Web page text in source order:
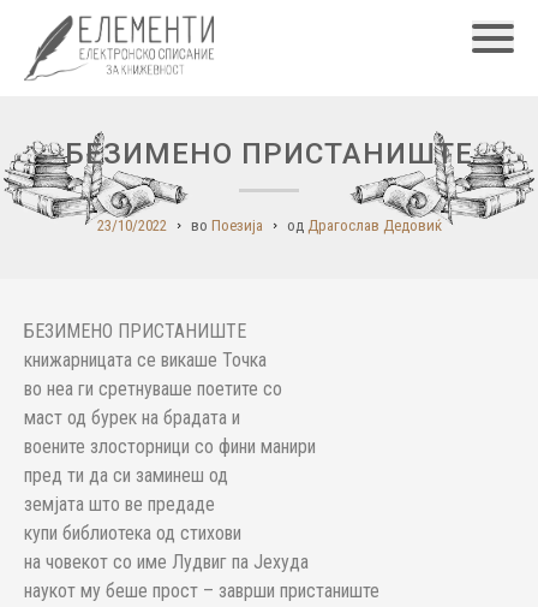
БЕЗИМЕНО ПРИСТАНИШТЕ
23/10/2022 во Поезија од Драгослав Дедовиќ
БЕЗИМЕНО ПРИСТАНИШТЕ
книжарницата се викаше Точка
во неа ги сретнуваше поетите со
маст од бурек на брадата и
воените злосторници со фини манири
пред ти да си заминеш од
земјата што ве предаде
купи библиотека од стихови
на човекот со име Лудвиг па Јехуда
наукот му беше прост – заврши пристаниште